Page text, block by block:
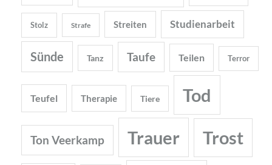
Stolz Strafe Streiten Studienarbeit
Sünde Tanz Taufe Teilen Terror
Teufel Therapie Tiere Tod
Ton Veerkamp Trauer Trost